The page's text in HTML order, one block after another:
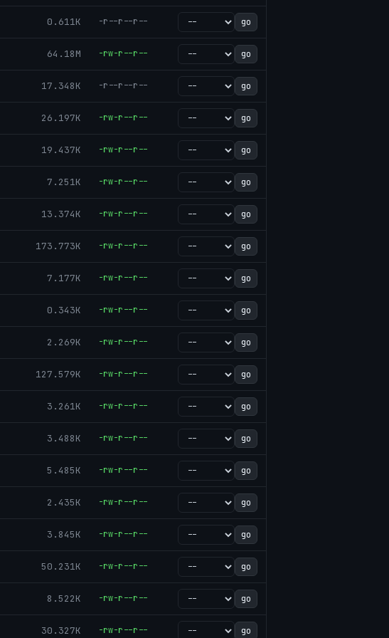
0.611K -r--r--r-- go
64.18M -rw-r--r-- go
17.348K -r--r--r-- go
26.197K -rw-r--r-- go
19.437K -rw-r--r-- go
7.251K -rw-r--r-- go
13.374K -rw-r--r-- go
173.773K -rw-r--r-- go
7.177K -rw-r--r-- go
0.343K -rw-r--r-- go
2.269K -rw-r--r-- go
127.579K -rw-r--r-- go
3.261K -rw-r--r-- go
3.488K -rw-r--r-- go
5.485K -rw-r--r-- go
2.435K -rw-r--r-- go
3.845K -rw-r--r-- go
50.231K -rw-r--r-- go
8.522K -rw-r--r-- go
30.327K -rw-r--r-- go